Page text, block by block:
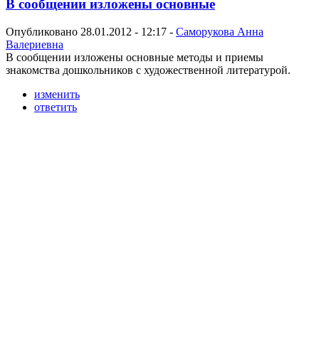
В сообщении изложены основные
Опубликовано 28.01.2012 - 12:17 - Саморукова Анна
Валериевна
В сообщении изложены основные методы и приемы
знакомства дошкольников с художественной литературой.
изменить
ответить